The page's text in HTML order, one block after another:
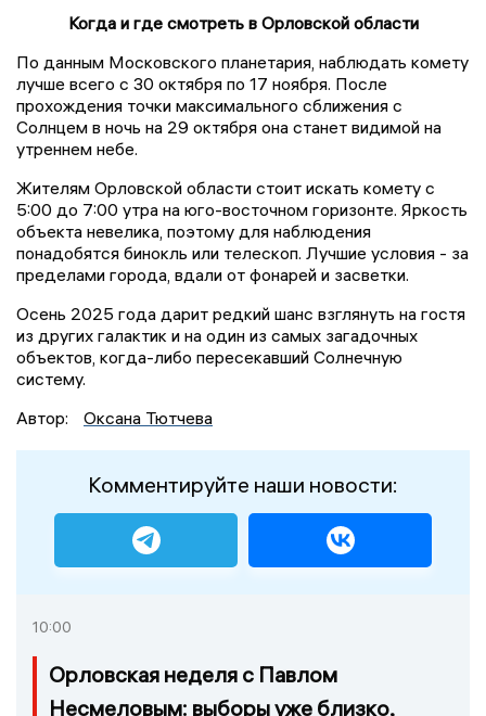
Когда и где смотреть в Орловской области
По данным Московского планетария, наблюдать комету
лучше всего с 30 октября по 17 ноября. После
прохождения точки максимального сближения с
Солнцем в ночь на 29 октября она станет видимой на
утреннем небе.
Жителям Орловской области стоит искать комету с
5:00 до 7:00 утра на юго-восточном горизонте. Яркость
объекта невелика, поэтому для наблюдения
понадобятся бинокль или телескоп. Лучшие условия - за
пределами города, вдали от фонарей и засветки.
Осень 2025 года дарит редкий шанс взглянуть на гостя
из других галактик и на один из самых загадочных
объектов, когда-либо пересекавший Солнечную
систему.
Автор:
Оксана Тютчева
Комментируйте наши новости:
10:00
Орловская неделя с Павлом
Несмеловым: выборы уже близко,